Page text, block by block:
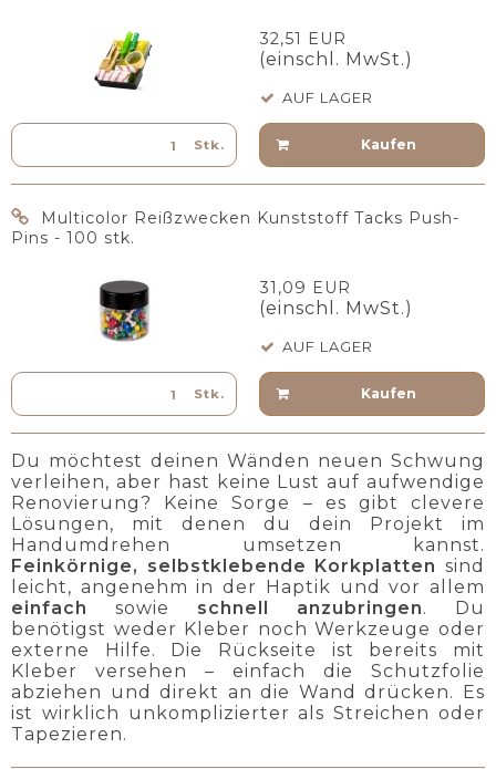
32,51 EUR
(einschl. MwSt.)
AUF LAGER
Stk. Kaufen
Multicolor Reißzwecken Kunststoff Tacks Push-
Pins - 100 stk.
31,09 EUR
(einschl. MwSt.)
AUF LAGER
Stk. Kaufen
Du möchtest deinen Wänden neuen Schwung
verleihen, aber hast keine Lust auf aufwendige
Renovierung? Keine Sorge – es gibt clevere
Lösungen, mit denen du dein Projekt im
Handumdrehen umsetzen kannst.
Feinkörnige, selbstklebende Korkplatten sind
leicht, angenehm in der Haptik und vor allem
einfach
sowie schnell anzubringen. Du
benötigst weder Kleber noch Werkzeuge oder
externe Hilfe. Die Rückseite ist bereits mit
Kleber versehen – einfach die Schutzfolie
abziehen und direkt an die Wand drücken. Es
ist wirklich unkomplizierter als Streichen oder
Tapezieren.